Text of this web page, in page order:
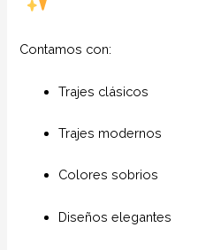
Contamos con:
Trajes clásicos
Trajes modernos
Colores sobrios
Diseños elegantes